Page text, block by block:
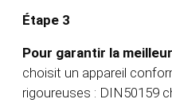
Étape 3
Pour garantir la
choisit un appareil
rigoureuses : DIN50159